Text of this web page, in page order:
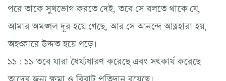
পরে তাকে সুখভোগ করতে দেই, তবে সে বলতে থাকে যে,
আমার অমঙ্গল দূর হয়ে গেছে, আর সে আনন্দে আত্নহারা হয়,
অহঙ্কারে উদ্দত হয়ে পড়ে।
১১ : ১১ তবে যারা ধৈর্য্যধারণ করেছে এবং সৎকার্য করেছে
তাদের জন্য ক্ষমা ও বিরাট প্রতিদান রয়েছে।